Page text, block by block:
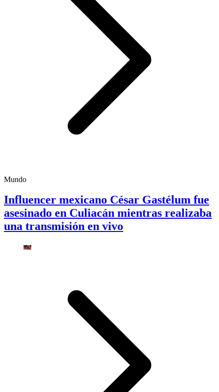
Mundo
Influencer mexicano César Gastélum fue
asesinado en Culiacán mientras realizaba
una transmisión en vivo